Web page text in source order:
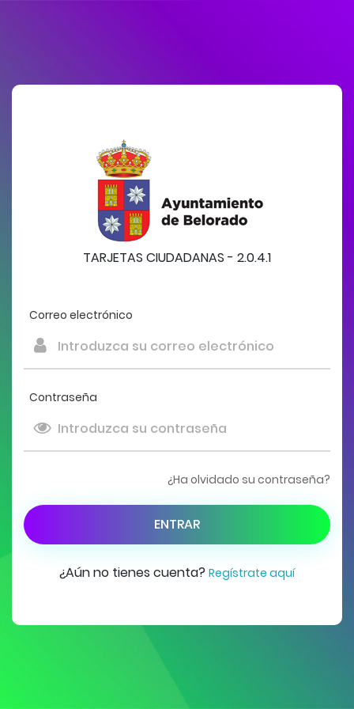
TARJETAS CIUDADANAS - 2.0.4.1
Correo electrónico
Contraseña
¿Ha olvidado su contraseña?
ENTRAR
¿Aún no tienes cuenta? Regístrate aquí